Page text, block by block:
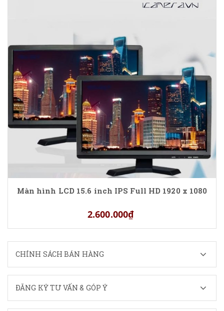
Màn hình LCD 15.6 inch IPS Full HD 1920 x 1080
2.600.000₫
CHÍNH SÁCH BÁN HÀNG
ĐĂNG KÝ TƯ VẤN & GÓP Ý